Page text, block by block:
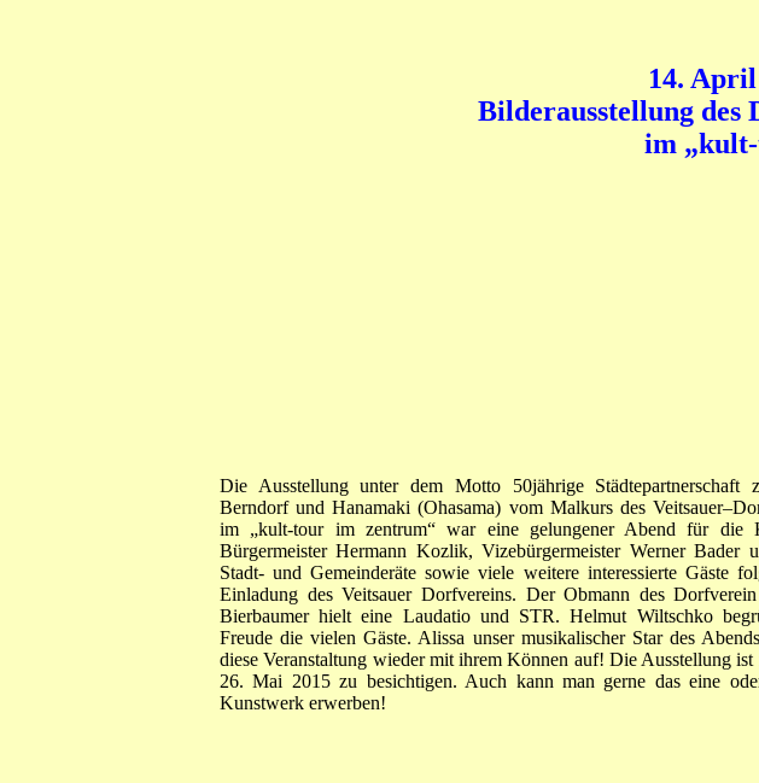
14.
Bilderausstellung des
im
Die Ausstellung unter dem Motto 50jährige Städtepartnerschaft
Berndorf und Hanamaki (Ohasama) vom Malkurs des
im „kult-tour im zentrum“ war eine gelungener Abend für die
Bürgermeister Hermann Kozlik, Vizebürgermeister Werner Bader
Stadt- und Gemeinderäte sowie viele weitere interessierte Gäste
Einladung des Veitsauer Dorfvereins. Der Obmann des
Bierbaumer hielt eine Laudatio und STR. Helmut Wiltschko
Freude die vielen Gäste. Alissa unser musikalischer Star des
diese Veranstaltung wieder mit ihrem Können auf! Die Ausstellung ist
26. Mai 2015 zu besichtigen. Auch kann man gerne das eine
Kunstwerk erwerben!